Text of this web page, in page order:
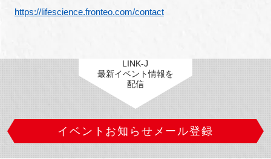
https://lifescience.fronteo.com/contact
LINK-J
最新イベント情報を
配信
イベントお知らせメール登録